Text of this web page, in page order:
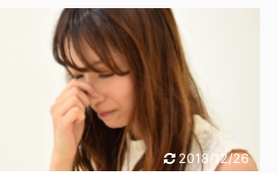
2018/12/26